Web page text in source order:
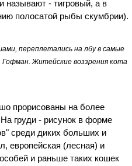
называют - тигровый, а в
полосатой рыбы скумбрии).
переплетались на лбу в самые
Житейские воззрения кота
прорисованы на более
груди - рисунок в форме
среди диких больших и
европейская (лесная) и
и раньше таких кошек